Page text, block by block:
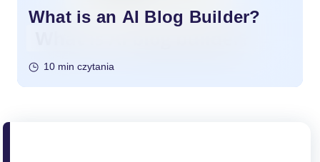
What is an AI Blog Builder?
10 min czytania